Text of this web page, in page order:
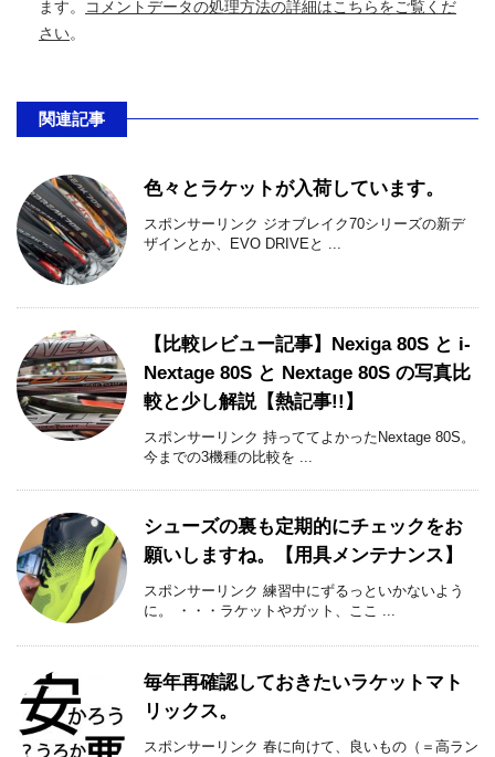
ます。
コメントデータの処理方法の詳細はこちらをご覧くだ
さい。
関連記事
色々とラケットが入荷しています。
スポンサーリンク ジオブレイク70シリーズの新デ
ザインとか、EVO DRIVEと ...
【比較レビュー記事】Nexiga 80S と i-
Nextage 80S と Nextage 80S の写真比
較と少し解説【熱記事!!】
スポンサーリンク 持っててよかったNextage 80S。
今までの3機種の比較を ...
シューズの裏も定期的にチェックをお
願いしますね。【用具メンテナンス】
スポンサーリンク 練習中にずるっといかないよう
に。 ・・・ラケットやガット、ここ ...
毎年再確認しておきたいラケットマト
リックス。
スポンサーリンク 春に向けて、良いもの（＝高ラン